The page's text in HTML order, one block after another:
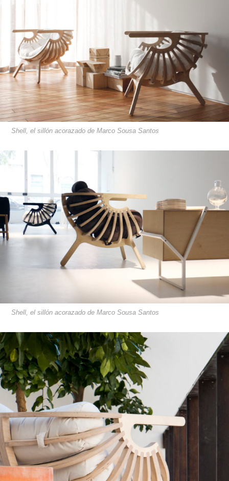
Shell, el sillón acorazado de Marco Sousa Santos
Shell, el sillón acorazado de Marco Sousa Santos